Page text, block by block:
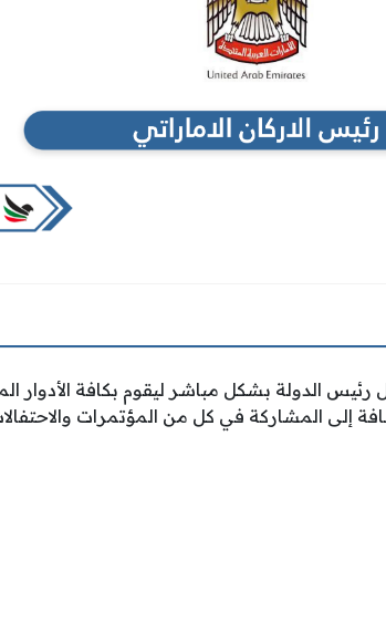
رئيس الدولة بشكل مباشر ليقوم بكافة الأدوار
إلى المشاركة في كل من المؤتمرات